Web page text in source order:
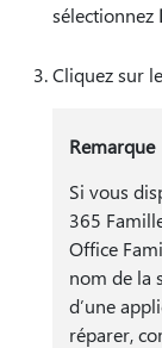
sélectionnez
Cliquez sur
Remarque
Si vous
365
Office
nom de la
d’une
réparer,